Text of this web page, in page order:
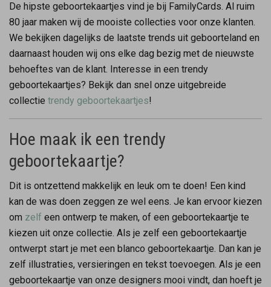
De hipste geboortekaartjes vind je bij FamilyCards. Al ruim
80 jaar maken wij de mooiste collecties voor onze klanten.
We bekijken dagelijks de laatste trends uit geboorteland en
daarnaast houden wij ons elke dag bezig met de nieuwste
behoeftes van de klant. Interesse in een trendy
geboortekaartjes? Bekijk dan snel onze uitgebreide
collectie trendy geboortekaartjes!
Hoe maak ik een trendy
geboortekaartje?
Dit is ontzettend makkelijk en leuk om te doen! Een kind
kan de was doen zeggen ze wel eens. Je kan ervoor kiezen
om zelf een ontwerp te maken, of een geboortekaartje te
kiezen uit onze collectie. Als je zelf een geboortekaartje
ontwerpt start je met een blanco geboortekaartje. Dan kan je
zelf illustraties, versieringen en tekst toevoegen. Als je een
geboortekaartje van onze designers mooi vindt, dan hoeft je